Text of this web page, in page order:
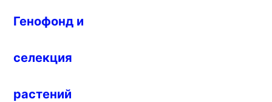
Генофонд и
селекция
растений